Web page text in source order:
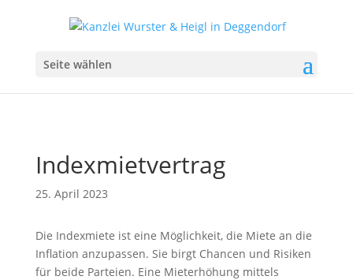
Seite wählen
Indexmietvertrag
25. April 2023
Die Indexmiete ist eine Möglichkeit, die Miete an die
Inflation anzupassen. Sie birgt Chancen und Risiken
für beide Parteien. Eine Mieterhöhung mittels